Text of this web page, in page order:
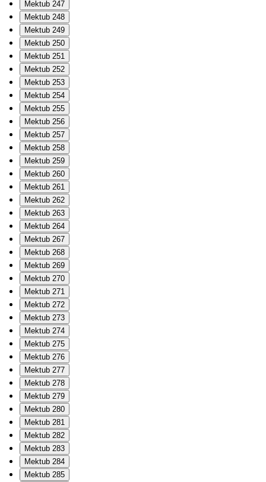
Mektub 247
Mektub 248
Mektub 249
Mektub 250
Mektub 251
Mektub 252
Mektub 253
Mektub 254
Mektub 255
Mektub 256
Mektub 257
Mektub 258
Mektub 259
Mektub 260
Mektub 261
Mektub 262
Mektub 263
Mektub 264
Mektub 267
Mektub 268
Mektub 269
Mektub 270
Mektub 271
Mektub 272
Mektub 273
Mektub 274
Mektub 275
Mektub 276
Mektub 277
Mektub 278
Mektub 279
Mektub 280
Mektub 281
Mektub 282
Mektub 283
Mektub 284
Mektub 285